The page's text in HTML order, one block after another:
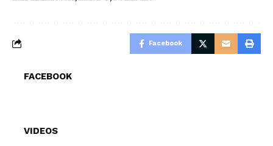
Facebook
FACEBOOK
VIDEOS